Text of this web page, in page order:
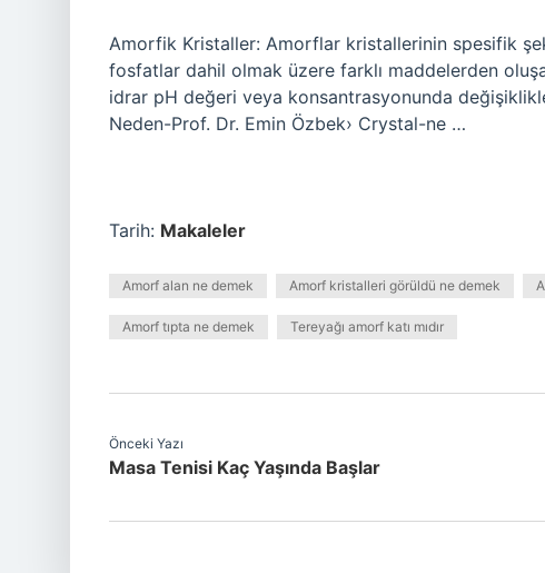
Amorfik Kristaller: Amorflar kristallerinin spesifik
fosfatlar dahil olmak üzere farklı maddelerden
idrar pH değeri veya konsantrasyonunda
Neden-Prof. Dr. Emin Özbek› Crystal-ne …
Tarih: Makaleler
Amorf alan ne demek Amorf kristalleri görüldü ne demek
Amorf tıpta ne demek Tereyağı amorf katı mıdır
Önceki Yazı
Masa Tenisi Kaç Yaşında Başlar